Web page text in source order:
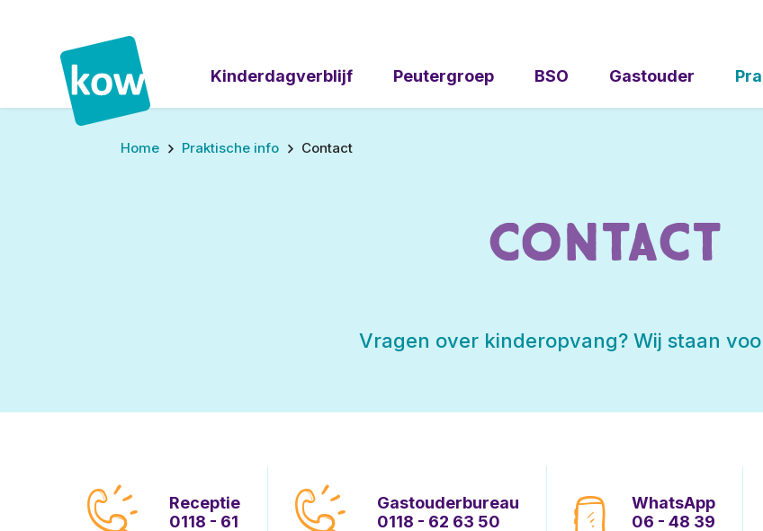
Kinderdagverblijf Peutergroep BSO Gastouder
Home Praktische info Contact
Contact
Vragen over kinderopvang? Wij staan
Receptie
0118 - 61
Gastouderbureau
0118 - 62 63 50
WhatsApp
06 - 48 39